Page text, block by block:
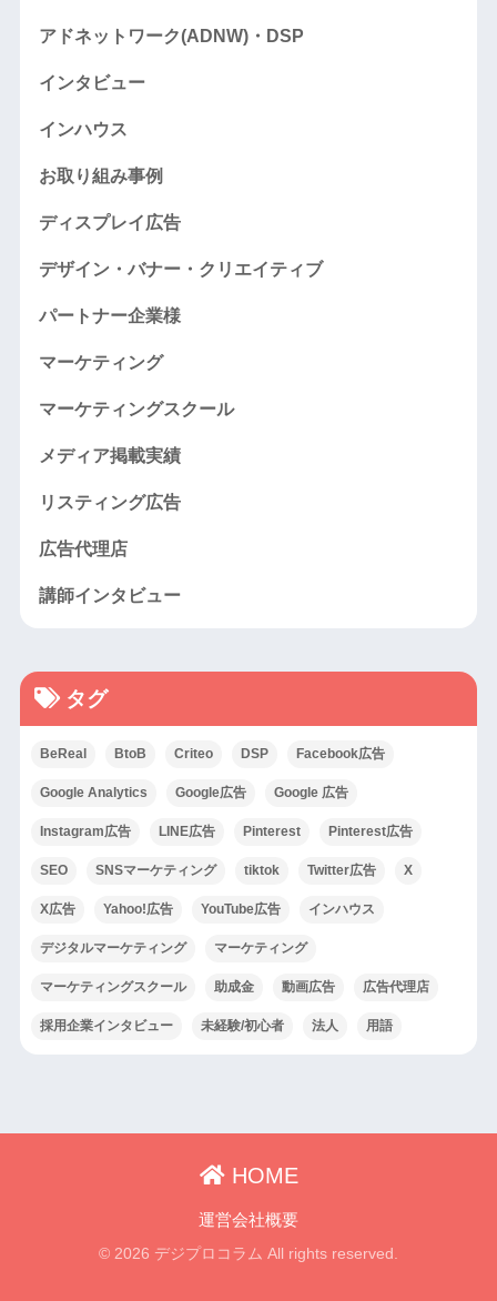
アドネットワーク(ADNW)・DSP
インタビュー
インハウス
お取り組み事例
ディスプレイ広告
デザイン・バナー・クリエイティブ
パートナー企業様
マーケティング
マーケティングスクール
メディア掲載実績
リスティング広告
広告代理店
講師インタビュー
タグ
BeReal BtoB Criteo DSP Facebook広告
Google Analytics Google広告 Google 広告
Instagram広告 LINE広告 Pinterest Pinterest広告
SEO SNSマーケティング tiktok Twitter広告 X
X広告 Yahoo!広告 YouTube広告 インハウス
デジタルマーケティング マーケティング
マーケティングスクール 助成金 動画広告 広告代理店
採用企業インタビュー 未経験/初心者 法人 用語
HOME
運営会社概要
© 2026 デジプロコラム All rights reserved.